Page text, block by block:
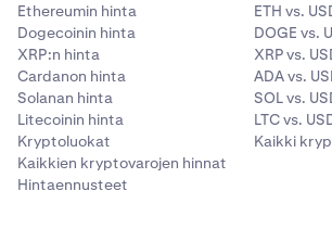
Ethereumin hinta
Dogecoinin hinta
XRP:n hinta
Cardanon hinta
Solanan hinta
Litecoinin hinta
Kryptoluokat
Kaikkien kryptovarojen hinnat
Hintaennusteet
ETH vs.
DOGE vs.
XRP vs.
ADA vs.
SOL vs.
LTC vs.
Kaikki